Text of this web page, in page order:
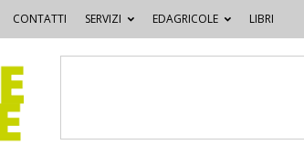
CONTATTI SERVIZI EDAGRICOLE LIBRI